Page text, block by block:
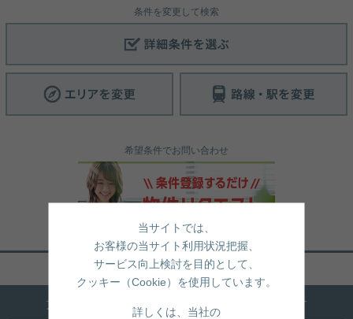
条件を変更して検索
希望条件でお問い合わせ
ページトップへ戻る
文京区内に15店舗！売買も賃貸も全店で承ります
当サイトでは、
お客様の当サイト利用状況把握、
サービス向上検討を目的として、
クッキー（Cookie）を使用しています。
詳しくは、当社の